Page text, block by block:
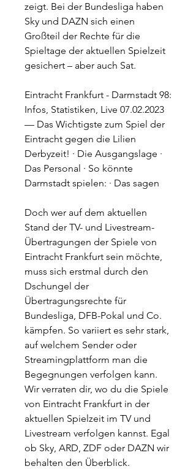
zeigt. Bei der Bundesliga haben
Sky und DAZN sich einen
Großteil der Rechte für die
Spieltage der aktuellen Spielzeit
gesichert – aber auch Sat.
Eintracht Frankfurt - Darmstadt 98:
Infos, Statistiken, Live 07.02.2023
— Das Wichtigste zum Spiel der
Eintracht gegen die Lilien
Derbyzeit! · Die Ausgangslage ·
Das Personal · So könnte
Darmstadt spielen: · Das sagen
Doch wer auf dem aktuellen
Stand der TV- und Livestream-
Übertragungen der Spiele von
Eintracht Frankfurt sein möchte,
muss sich erstmal durch den
Dschungel der
Übertragungsrechte für
Bundesliga, DFB-Pokal und Co.
kämpfen. So variiert es sehr stark,
auf welchem Sender oder
Streamingplattform man die
Begegnungen verfolgen kann.
Wir verraten dir, wo du die Spiele
von Eintracht Frankfurt in der
aktuellen Spielzeit im TV und
Livestream verfolgen kannst. Egal
ob Sky, ARD, ZDF oder DAZN wir
behalten den Überblick.